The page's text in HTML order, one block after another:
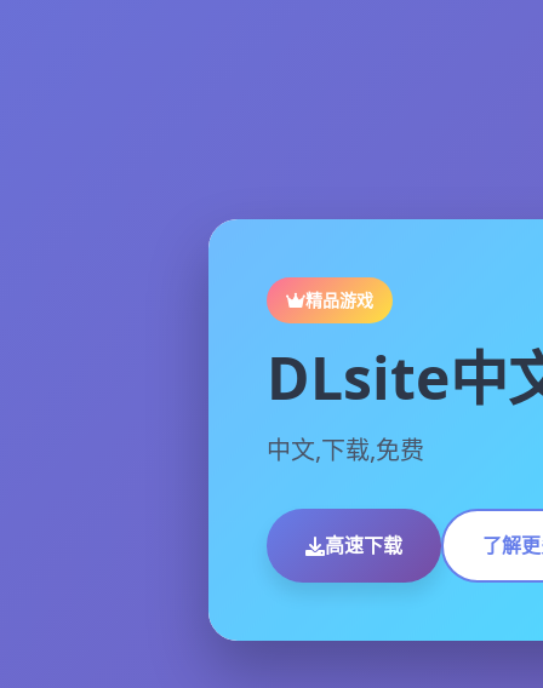
精品游戏
DLsite中
中文,下载,免费
高速下载 了解